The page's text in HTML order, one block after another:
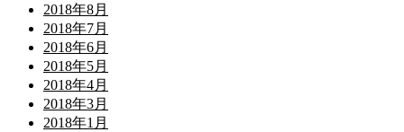
2018年8月
2018年7月
2018年6月
2018年5月
2018年4月
2018年3月
2018年1月